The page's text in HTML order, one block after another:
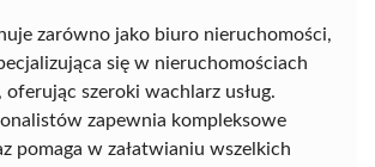
zarówno jako biuro nieruchomości,
się w nieruchomościach
oferując szeroki wachlarz usług.
zapewnia kompleksowe
pomaga w załatwianiu wszelkich